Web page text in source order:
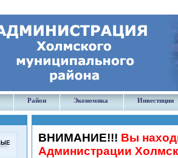
Район Экономика Инвестиции
ВНИМАНИЕ!!! Вы
Администрации